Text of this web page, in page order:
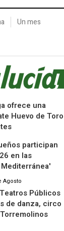
Un mes
ofrece una
Huevo de Toro
participan
en las
Agosto
Públicos
de danza, circo